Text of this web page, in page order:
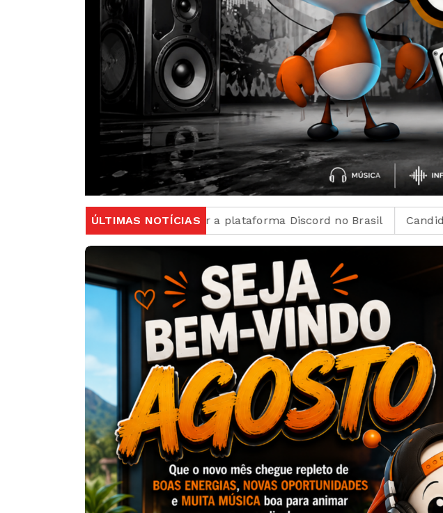
ÚLTIMAS NOTÍCIAS
a plataforma Discord no Brasil Candidatos do Encceja 2026